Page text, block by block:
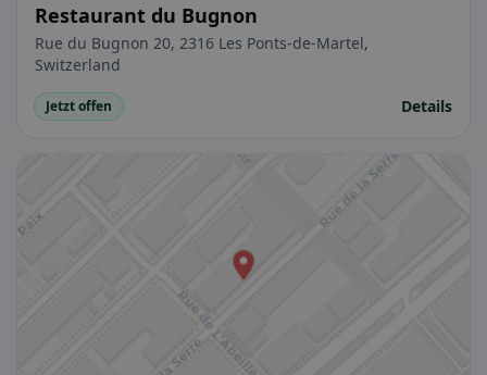
Restaurant du Bugnon
Rue du Bugnon 20, 2316 Les Ponts-de-Martel,
Switzerland
Jetzt offen Details